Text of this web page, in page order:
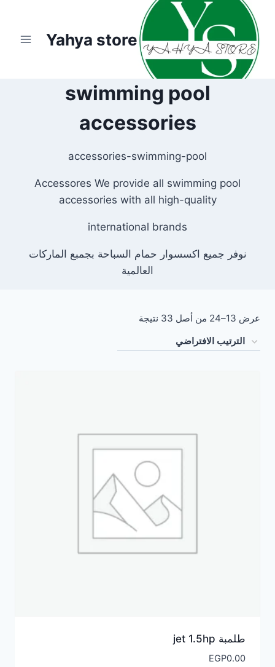
التجاوز
المحتوى
Yahya store
swimming pool
accessories
accessories-swimming-pool
Accessores We provide all swimming pool
accessories with all high-quality
international brands
نوفر جميع اكسسوار حمام السباحة بجمبع الماركات
العالمية
عرض 13–24 من أصل 33 نتيجة
طلمبة jet 1.5hp
EGP0.00